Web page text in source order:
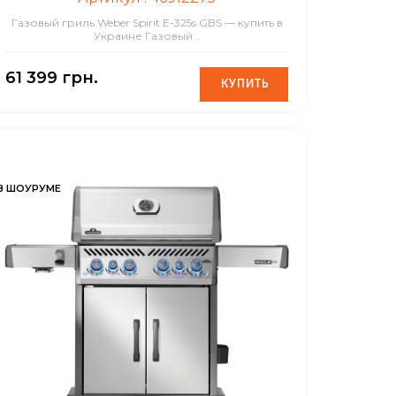
Газовый гриль Weber Spirit E-325s GBS — купить в
Украине Газовый ..
61 399 грн. КУПИТЬ
КУПИТЬ
ШОУРУМЕ